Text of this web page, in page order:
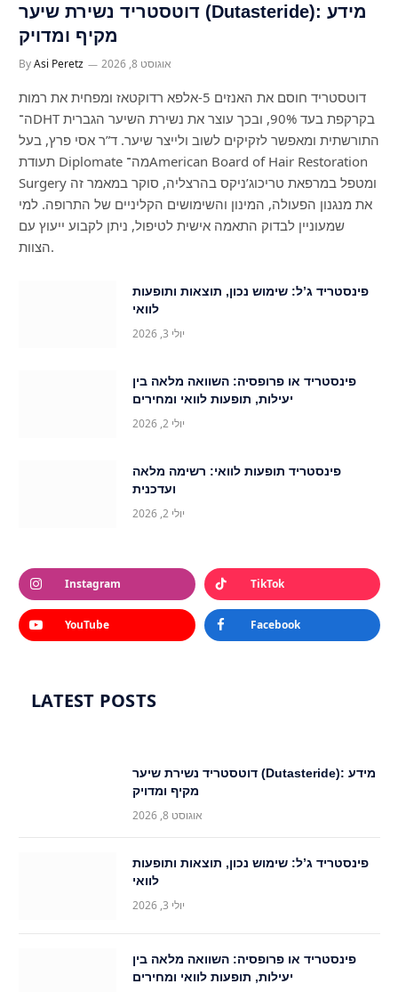
דוטסטריד נשירת שיער (Dutasteride): מידע
מקיף ומדויק
ByAsi Peretz אוגוסט 8, 2026
דוטסטריד חוסם את האנזים 5-אלפא רדוקטאז ומפחית את רמות
ה־DHT בקרקפת בעד 90%, ובכך עוצר את נשירת השיער הגברית
התורשתית ומאפשר לזקיקים לשוב ולייצר שיער. ד”ר אסי פרץ, בעל
תעודת Diplomate מה־American Board of Hair Restoration
Surgery ומטפל במרפאת טריכוג’ניקס בהרצליה, סוקר במאמר זה
את מנגנון הפעולה, המינון והשימושים הקליניים של התרופה. למי
שמעוניין לבדוק התאמה אישית לטיפול, ניתן לקבוע ייעוץ עם
הצוות.
פינסטריד ג’ל: שימוש נכון, תוצאות ותופעות
לוואי
יולי 3, 2026
פינסטריד או פרופסיה: השוואה מלאה בין
יעילות, תופעות לוואי ומחירים
יולי 2, 2026
פינסטריד תופעות לוואי: רשימה מלאה
ועדכנית
יולי 2, 2026
Instagram TikTok
YouTube Facebook
LATEST POSTS
דוטסטריד נשירת שיער (Dutasteride): מידע
מקיף ומדויק
אוגוסט 8, 2026
פינסטריד ג’ל: שימוש נכון, תוצאות ותופעות
לוואי
יולי 3, 2026
פינסטריד או פרופסיה: השוואה מלאה בין
יעילות, תופעות לוואי ומחירים